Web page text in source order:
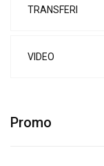
TRANSFERI
VIDEO
Promo